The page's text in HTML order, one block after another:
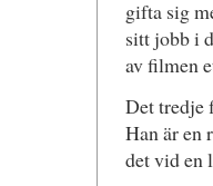
gifta sig
sitt jobb i
av filmen
Det tredje
Han är en
det vid en